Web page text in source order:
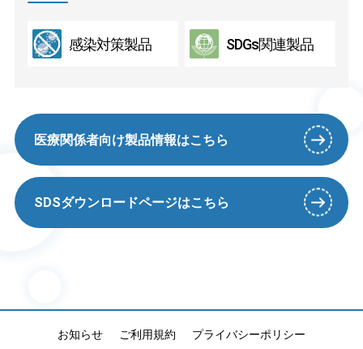
感染対策製品 SDGs関連製品
医療関係者向け製品情報はこちら
SDSダウンロードページはこちら
お知らせ ご利用規約
プライバシーポリシー